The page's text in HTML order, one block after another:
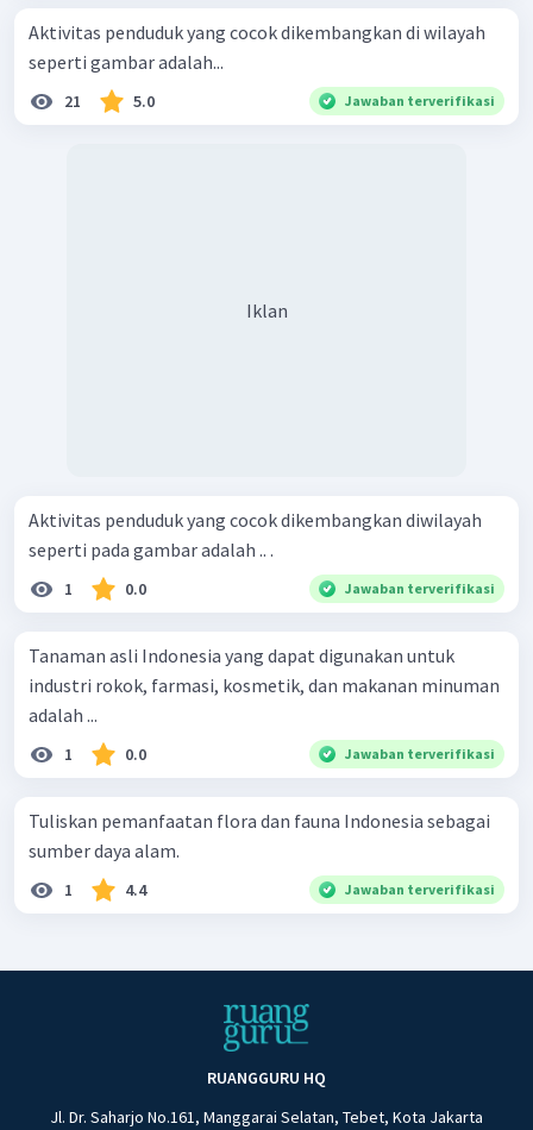
Aktivitas penduduk yang cocok dikembangkan di wilayah
seperti gambar adalah...
21 5.0 Jawaban terverifikasi
Iklan
Aktivitas penduduk yang cocok dikembangkan diwilayah
seperti pada gambar adalah .. .
1 0.0 Jawaban terverifikasi
Tanaman asli Indonesia yang dapat digunakan untuk
industri rokok, farmasi, kosmetik, dan makanan minuman
adalah ...
1 0.0 Jawaban terverifikasi
Tuliskan pemanfaatan flora dan fauna Indonesia sebagai
sumber daya alam.
1 4.4 Jawaban terverifikasi
RUANGGURU HQ
Jl. Dr. Saharjo No.161, Manggarai Selatan, Tebet, Kota Jakarta